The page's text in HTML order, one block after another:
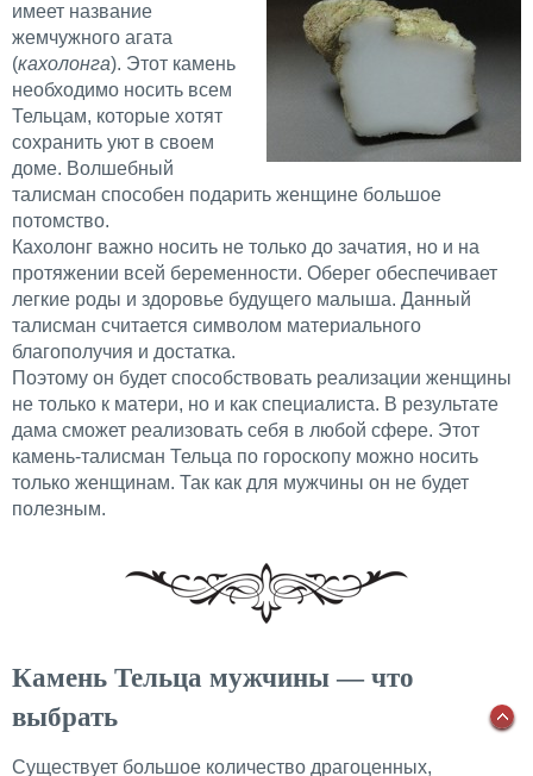
имеет название
жемчужного агата
(кахолонга). Этот камень
необходимо носить всем
Тельцам, которые хотят
сохранить уют в своем
доме. Волшебный
талисман способен подарить женщине большое
потомство.
Кахолонг важно носить не только до зачатия, но и на
протяжении всей беременности. Оберег обеспечивает
легкие роды и здоровье будущего малыша. Данный
талисман считается символом материального
благополучия и достатка.
Поэтому он будет способствовать реализации женщины
не только к матери, но и как специалиста. В результате
дама сможет реализовать себя в любой сфере. Этот
камень-талисман Тельца по гороскопу можно носить
только женщинам. Так как для мужчины он не будет
полезным.
Камень Тельца мужчины — что
выбрать
Существует большое количество драгоценных,